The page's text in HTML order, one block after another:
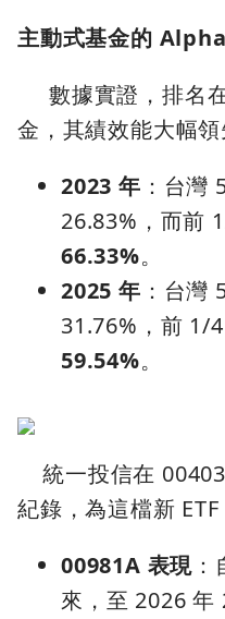
主動式基金的
數據實證，排名
金，其績效能大幅領
2023 年 ：台灣
26.83%，而前
66.33%。
2025 年 ：台灣
31.76%，前 1/
59.54%。
統一投信在
紀錄，為這檔新 ETF
00981A 表現
來，至 2026 年